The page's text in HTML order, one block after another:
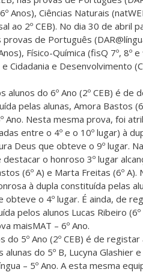
Anos), Ciências Naturais
ao 2º CEB). No dia 30 de abril
de Português
Físico-Química (fisQ 7º, 8º e
e Cidadania e Desenvolvimento
do 6º Ano (2º CEB) é de
pelas alunas, Amora Bastos
Ano. Nesta mesma prova, foi
entre o 4º e o 10º lugar) à
Deus que obteve o 9º lugar.
o honroso 3º lugar
(6º A) e Marta Freitas (6º A).
à dupla constituída pelas
o 4º lugar. É ainda, de
pelos alunos Lucas Ribeiro (6º
maisMAT – 6º Ano.
5º Ano (2º CEB) é de
do 5º B, Lucyna Glashier
– 5º Ano. A esta mesma